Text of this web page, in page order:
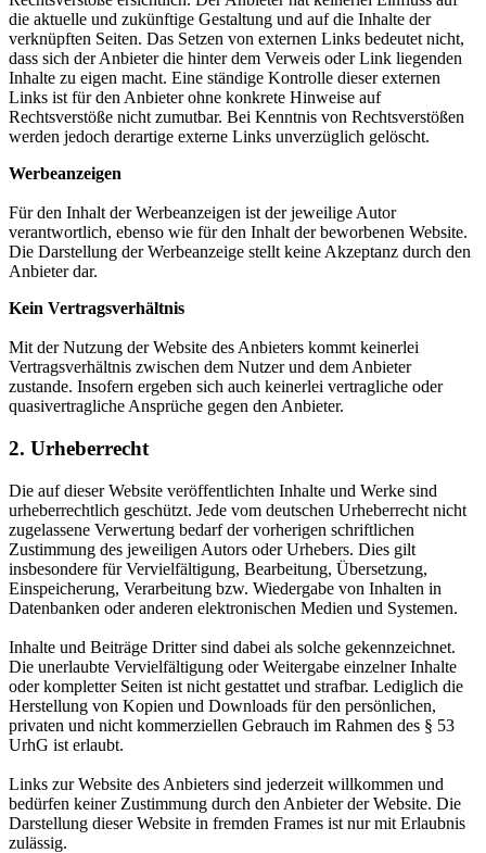
die aktuelle und zukünftige Gestaltung und auf die Inhalte der
verknüpften Seiten. Das Setzen von externen Links bedeutet nicht,
dass sich der Anbieter die hinter dem Verweis oder Link liegenden
Inhalte zu eigen macht. Eine ständige Kontrolle dieser externen
Links ist für den Anbieter ohne konkrete Hinweise auf
Rechtsverstöße nicht zumutbar. Bei Kenntnis von Rechtsverstößen
werden jedoch derartige externe Links unverzüglich gelöscht.
Werbeanzeigen
Für den Inhalt der Werbeanzeigen ist der jeweilige Autor
verantwortlich, ebenso wie für den Inhalt der beworbenen Website.
Die Darstellung der Werbeanzeige stellt keine Akzeptanz durch den
Anbieter dar.
Kein Vertragsverhältnis
Mit der Nutzung der Website des Anbieters kommt keinerlei
Vertragsverhältnis zwischen dem Nutzer und dem Anbieter
zustande. Insofern ergeben sich auch keinerlei vertragliche oder
quasivertragliche Ansprüche gegen den Anbieter.
2. Urheberrecht
Die auf dieser Website veröffentlichten Inhalte und Werke sind
urheberrechtlich geschützt. Jede vom deutschen Urheberrecht nicht
zugelassene Verwertung bedarf der vorherigen schriftlichen
Zustimmung des jeweiligen Autors oder Urhebers. Dies gilt
insbesondere für Vervielfältigung, Bearbeitung, Übersetzung,
Einspeicherung, Verarbeitung bzw. Wiedergabe von Inhalten in
Datenbanken oder anderen elektronischen Medien und Systemen.
Inhalte und Beiträge Dritter sind dabei als solche gekennzeichnet.
Die unerlaubte Vervielfältigung oder Weitergabe einzelner Inhalte
oder kompletter Seiten ist nicht gestattet und strafbar. Lediglich die
Herstellung von Kopien und Downloads für den persönlichen,
privaten und nicht kommerziellen Gebrauch im Rahmen des § 53
UrhG ist erlaubt.
Links zur Website des Anbieters sind jederzeit willkommen und
bedürfen keiner Zustimmung durch den Anbieter der Website. Die
Darstellung dieser Website in fremden Frames ist nur mit Erlaubnis
zulässig.